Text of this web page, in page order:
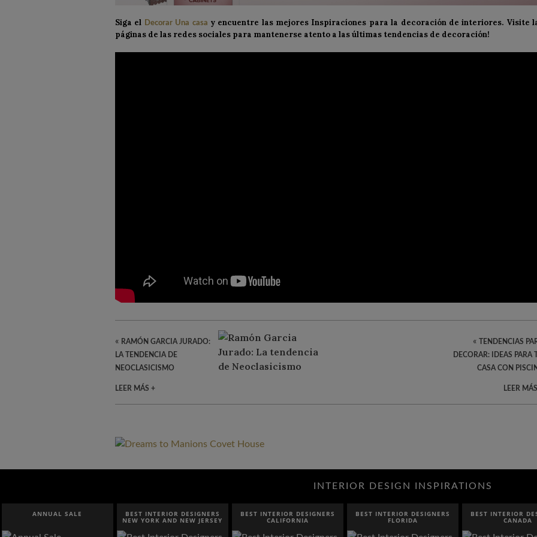
Siga el Decorar Una casa y encuentre las mejores Inspiracíones para la decoración de interiores. Visite
páginas de las redes sociales para mantenerse atento a las últimas tendencias de decoración!
« RAMÓN GARCIA JURADO:
LA TENDENCIA DE
NEOCLASICISMO
LEER MÁS +
«
TENDENCIAS
DECORAR: IDEAS PARA
CASA CON
LEER
INTERIOR DESIGN INSPIRATIONS
ANNUAL SALE BEST INTERIOR DESIGNERS
NEW YORK AND NEW JERSEY
BEST INTERIOR DESIGNERS
CALIFORNIA
BEST INTERIOR DESIGNERS
FLORIDA
BEST INTERIOR
CANADA